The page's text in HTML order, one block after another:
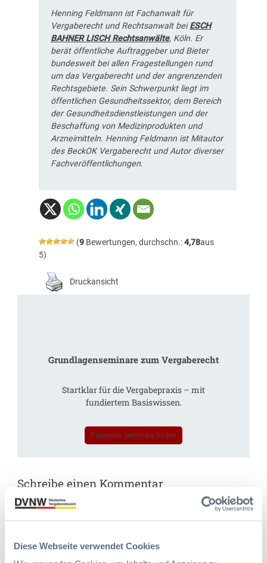
Diese Webseite verwendet Cookies
Henning Feldmann ist Fachanwalt für
Vergaberecht und Rechtsanwalt beiESCH
BAHNER LISCH Rechtsanwälte, Köln. Er
berät öffentliche Auftraggeber und Bieter
bundesweit bei allen Fragestellungen rund
um das Vergaberecht und der angrenzenden
Rechtsgebiete. Sein Schwerpunkt liegt im
öffentlichen Gesundheitssektor, dem Bereich
der Gesundheitsdienstleistungen und der
Beschaffung von Medizinprodukten und
Arzneimitteln. Henning Feldmann ist Mitautor
des BeckOK Vergaberecht und Autor diverser
Fachveröffentlichungen.
(9Bewertungen, durchschn.:4,78aus
5)
Druckansicht
Grundlagenseminare zum Vergaberecht
Startklar für die Vergabepraxis – mit
fundiertem Basiswissen.
Passende Seminare finden
Schreibe einen Kommentar
Deine E-Mail-Adresse wird nicht veröffentlicht.
Erforderliche